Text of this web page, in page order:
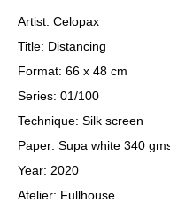
Artist: Celopax
Title: Distancing
Format: 66 x 48 cm
Series: 01/100
Technique: Silk screen
Paper: Supa white 340
Year: 2020
Atelier: Fullhouse